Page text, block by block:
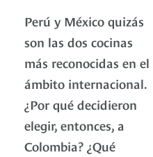
Perú y México quizás
son las dos cocinas
más reconocidas en el
ámbito internacional.
¿Por qué decidieron
elegir, entonces, a
Colombia? ¿Qué